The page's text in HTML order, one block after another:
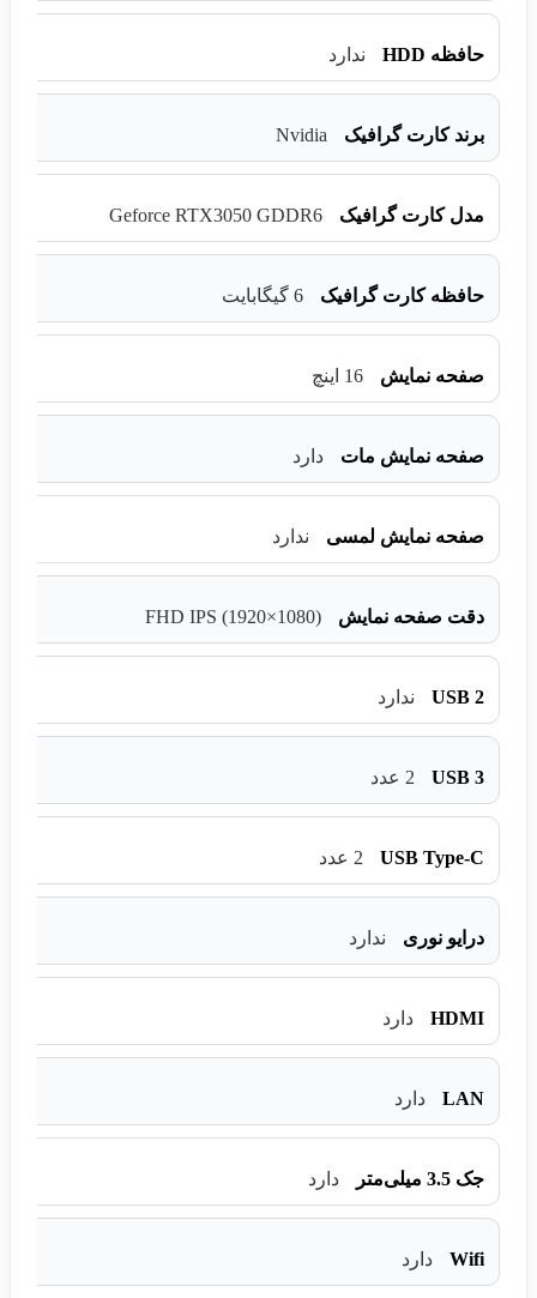
حافظه HDD ندارد
برند کارت گرافیک Nvidia
مدل کارت گرافیک Geforce RTX3050 GDDR6
حافظه کارت گرافیک 6 گیگابایت
صفحه نمایش 16 اینچ
صفحه نمایش مات دارد
صفحه نمایش لمسی ندارد
دقت صفحه نمایش FHD IPS (1920×1080)
USB 2 ندارد
USB 3 2 عدد
USB Type-C 2 عدد
درایو نوری ندارد
HDMI دارد
LAN دارد
جک 3.5 میلی‌متر دارد
Wifi دارد